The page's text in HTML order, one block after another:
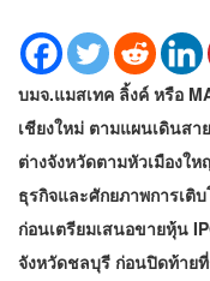
บมจ.แมสเทค ลิ้งค์ หรือ
เชียงใหม่ ตามแผนเดินสา
ต่างจังหวัดตามหัวเมืองใ
ธุรกิจและศักยภาพการเติ
ก่อนเตรียมเสนอขายหุ้น
จังหวัดชลบุรี ก่อนปิดท้าย